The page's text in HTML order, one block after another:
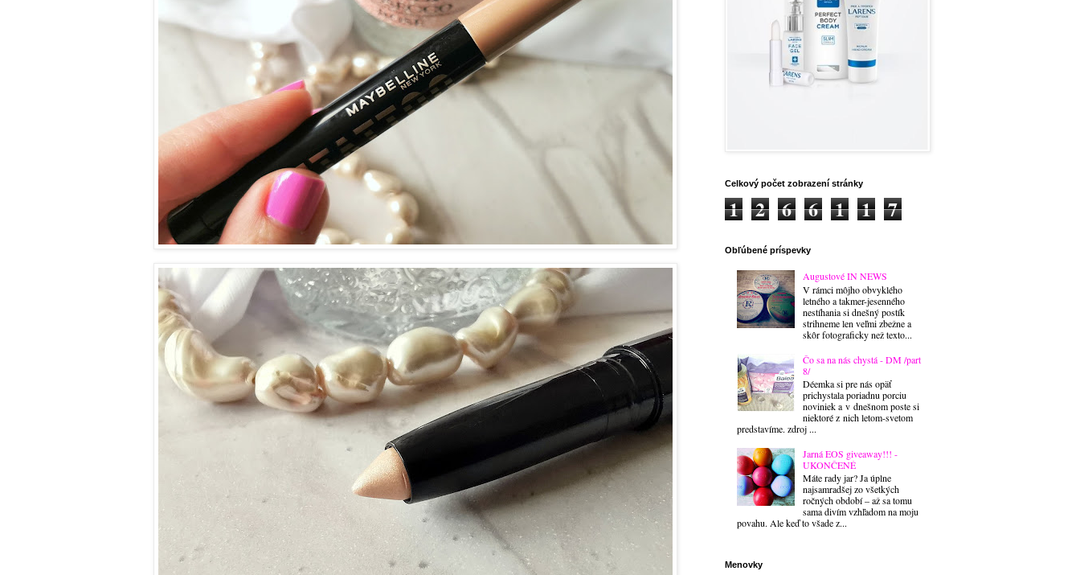
Celkový počet zobrazení stránky
1 2 6 6 1 1 7
Obľúbené príspevky
Augustové IN NEWS
V rámci môjho obvyklého
letného a takmer-jesenného
nestíhania si dnešný postík
strihneme len veľmi zbežne a
skôr fotograficky než texto...
Čo sa na nás chystá - DM /part
8/
Déemka si pre nás opäť
prichystala poriadnu porciu
noviniek a v dnešnom poste si
niektoré z nich letom-svetom
predstavíme. zdroj ...
Jarná EOS giveaway!!! -
UKONČENÉ
Máte rady jar? Ja úplne
najsamradšej zo všetkých
ročných období – až sa tomu
sama divím vzhľadom na moju
povahu. Ale keď to všade z...
Menovky